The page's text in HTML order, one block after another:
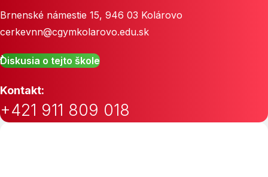
Brnenské námestie 15, 946 03 Kolárovo
cerkevnn@cgymkolarovo.edu.sk
Diskusia o tejto škole
Kontakt:
+421 911 809 018